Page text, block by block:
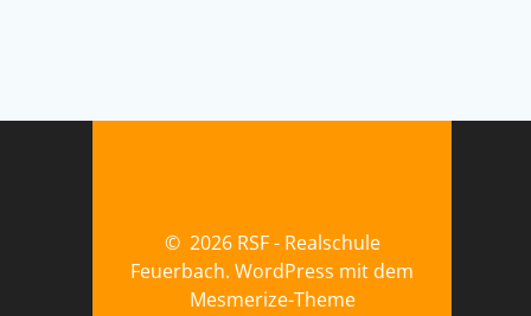
© 2026 RSF - Realschule
Feuerbach. WordPress mit dem
Mesmerize-Theme